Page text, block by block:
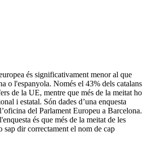
és significativament menor al que
o l'espanyola. Només el 43% dels catalans
de la UE, mentre que més de la meitat ho
i estatal. Són dades d’una enquesta
del Parlament Europeu a Barcelona.
és que més de la meitat de les
sap dir correctament el nom de cap